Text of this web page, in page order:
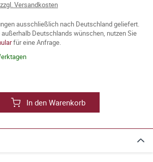
Versandkosten
ausschließlich nach Deutschland geliefert.
Deutschlands wünschen, nutzen Sie
für eine Anfrage.
In den Warenkorb